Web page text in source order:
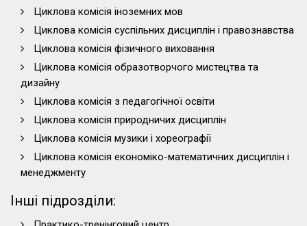
Циклова комісія іноземних мов
Циклова комісія суспільних дисциплін і правознавства
Циклова комісія фізичного виховання
Циклова комісія образотворчого мистецтва та
дизайну
Циклова комісія з педагогічної освіти
Циклова комісія природничих дисциплін
Циклова комісія музики і хореографії
Циклова комісія економіко-математичних дисциплін і
менеджменту
Інші підрозділи: